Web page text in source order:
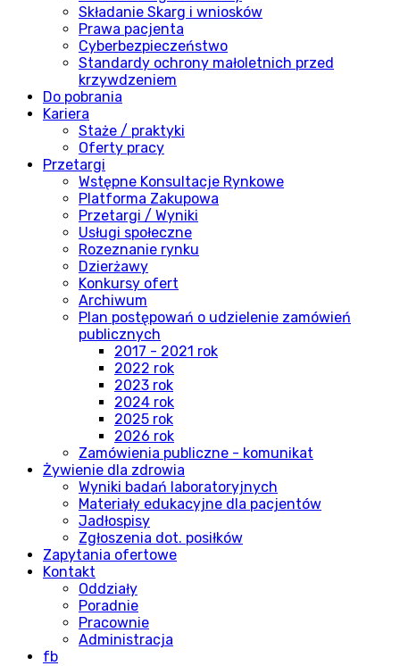
Składanie Skarg i wniosków
Prawa pacjenta
Cyberbezpieczeństwo
Standardy ochrony małoletnich przed
krzywdzeniem
Do pobrania
Kariera
Staże / praktyki
Oferty pracy
Przetargi
Wstępne Konsultacje Rynkowe
Platforma Zakupowa
Przetargi / Wyniki
Usługi społeczne
Rozeznanie rynku
Dzierżawy
Konkursy ofert
Archiwum
Plan postępowań o udzielenie zamówień
publicznych
2017 - 2021 rok
2022 rok
2023 rok
2024 rok
2025 rok
2026 rok
Zamówienia publiczne - komunikat
Żywienie dla zdrowia
Wyniki badań laboratoryjnych
Materiały edukacyjne dla pacjentów
Jadłospisy
Zgłoszenia dot. posiłków
Zapytania ofertowe
Kontakt
Oddziały
Poradnie
Pracownie
Administracja
fb